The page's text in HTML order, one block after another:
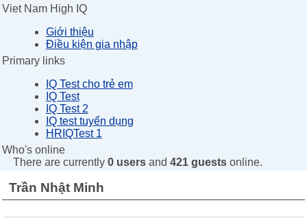
Viet Nam High IQ
Giới thiệu
Điều kiện gia nhập
Primary links
IQ Test cho trẻ em
IQ Test
IQ Test 2
IQ test tuyển dụng
HRIQTest 1
Who's online
There are currently 0 usersand 421 guestsonline.
Trần Nhật Minh